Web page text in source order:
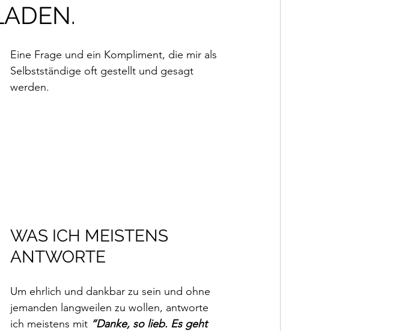
Eine Frage und ein Kompliment, die mir als
Selbstständige oft gestellt und gesagt
werden.
WAS ICH MEISTENS
ANTWORTE
Um ehrlich und dankbar zu sein und ohne
jemanden langweilen zu wollen, antworte
ich meistens mit “Danke, so lieb. Es geht